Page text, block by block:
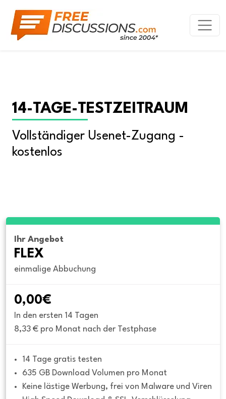
14-TAGE-TESTZEITRAUM
Vollständiger Usenet-Zugang -
kostenlos
Ihr Angebot
FLEX
einmalige Abbuchung
0,00€
In den ersten 14 Tagen
8,33 € pro Monat nach der Testphase
14 Tage gratis testen
635 GB Download Volumen pro Monat
Keine lästige Werbung, frei von Malware und Viren